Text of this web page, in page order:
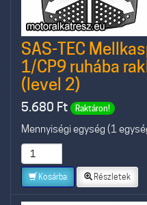
SAS-TEC
1/CP9 ruhába
(level 2)
5.680 Ft Raktáron!
Mennyiségi egység (1
Kosárba Részletek